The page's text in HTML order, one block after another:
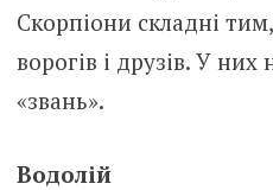
Скорпіони складні
ворогів і друзів. У
«звань».
Водолій